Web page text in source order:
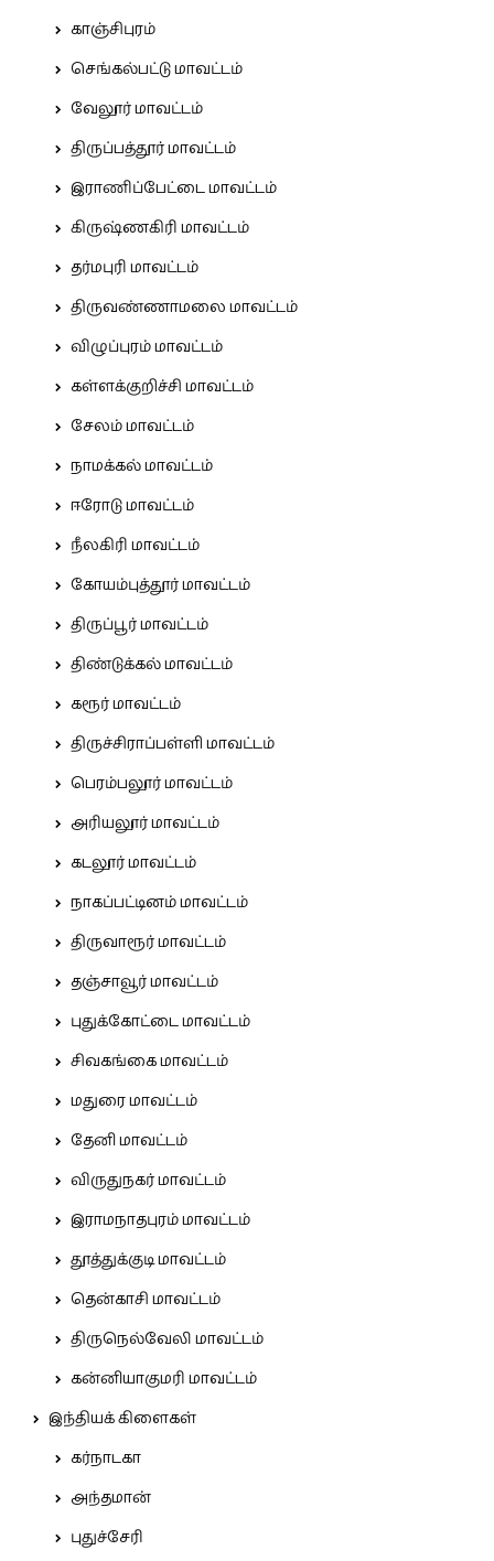
காஞ்சிபுரம்
செங்கல்பட்டு மாவட்டம்
வேலூர் மாவட்டம்
திருப்பத்தூர் மாவட்டம்
இராணிப்பேட்டை மாவட்டம்
கிருஷ்ணகிரி மாவட்டம்
தர்மபுரி மாவட்டம்
திருவண்ணாமலை மாவட்டம்
விழுப்புரம் மாவட்டம்
கள்ளக்குறிச்சி மாவட்டம்
சேலம் மாவட்டம்
நாமக்கல் மாவட்டம்
ஈரோடு மாவட்டம்
நீலகிரி மாவட்டம்
கோயம்புத்தூர் மாவட்டம்
திருப்பூர் மாவட்டம்
திண்டுக்கல் மாவட்டம்
கரூர் மாவட்டம்
திருச்சிராப்பள்ளி மாவட்டம்
பெரம்பலூர் மாவட்டம்
அரியலூர் மாவட்டம்
கடலூர் மாவட்டம்
நாகப்பட்டினம் மாவட்டம்
திருவாரூர் மாவட்டம்
தஞ்சாவூர் மாவட்டம்
புதுக்கோட்டை மாவட்டம்
சிவகங்கை மாவட்டம்
மதுரை மாவட்டம்
தேனி மாவட்டம்
விருதுநகர் மாவட்டம்
இராமநாதபுரம் மாவட்டம்
தூத்துக்குடி மாவட்டம்
தென்காசி மாவட்டம்
திருநெல்வேலி மாவட்டம்
கன்னியாகுமரி மாவட்டம்
இந்தியக் கிளைகள்
கர்நாடகா
அந்தமான்
புதுச்சேரி